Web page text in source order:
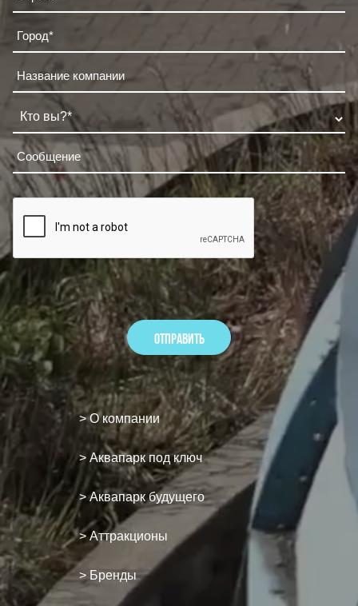
> О компании
> Аквапарк под ключ
> Аквапарк будущего
> Аттракционы
> Бренды